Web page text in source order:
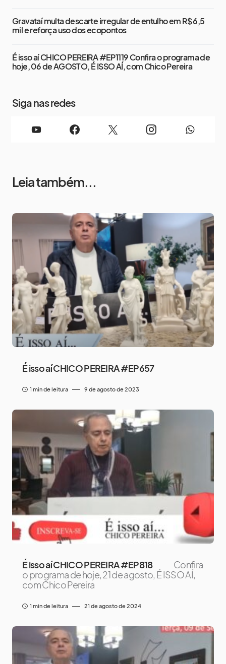
Gravataí multa descarte irregular de entulho em R$ 6,5
mil e reforça uso dos ecopontos
É isso aí CHICO PEREIRA #EP1119 Confira o programa de
hoje, 06 de AGOSTO, É ISSO AÍ, com Chico Pereira
Siga nas redes
Leia também...
É isso aí CHICO PEREIRA #EP657
1 min de leitura 9 de agosto de 2023
É isso aí CHICO PEREIRA #EP818
Confira
o programa de hoje, 21 de agosto, É ISSO AÍ,
com Chico Pereira
1 min de leitura 21 de agosto de 2024